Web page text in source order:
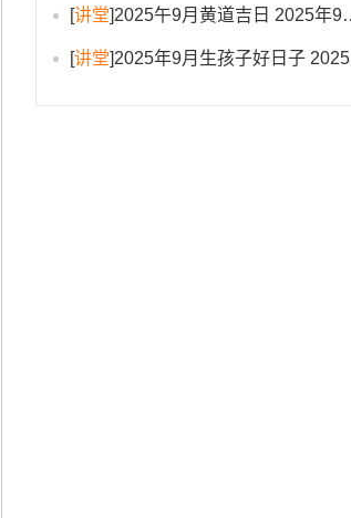
[讲堂]2025午9月黄道吉日 2025年9月黄道吉日一览表大全
[讲堂]2025年9月生孩子好日子 2025年9月哪天生孩子比较好